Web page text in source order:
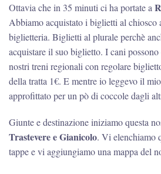
Ottavia che in 35 minuti ci ha portate a
Abbiamo acquistato i biglietti al chiosco
biglietteria. Biglietti al plurale perchè
acquistare il suo biglietto. I cani possono
nostri treni regionali con regolare
della tratta 1€. E mentre io leggevo il
approfittato per un pò di coccole dagli
Giunte e destinazione iniziamo questa
Trastevere e Gianicolo. Vi elenchiamo
tappe e vi aggiungiamo una mappa del